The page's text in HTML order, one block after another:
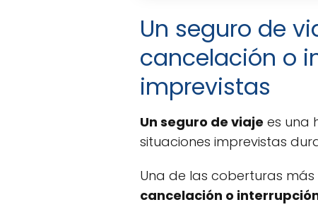
Un seguro de
cancelación o
imprevistas
Un seguro de viaje es una
situaciones imprevistas
Una de las coberturas
cancelación o